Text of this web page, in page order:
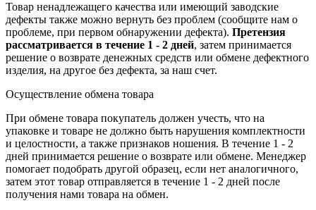
Товар ненадлежащего качества или имеющий заводские
дефекты также можно вернуть без проблем (сообщите нам о
проблеме, при первом обнаружении дефекта). Претензия
рассматривается в течение 1 - 2 дней, затем принимается
решение о возврате денежных средств или обмене дефектного
изделия, на другое без дефекта, за наш счет.
Осуществление обмена товара
При обмене товара покупатель должен учесть, что на
упаковке и товаре не должно быть нарушения комплектности
и целостности, а также признаков ношения. В течение 1 - 2
дней принимается решение о возврате или обмене. Менеджер
помогает подобрать другой образец, если нет аналогичного,
затем этот товар отправляется в течение 1 - 2 дней после
получения нами товара на обмен.